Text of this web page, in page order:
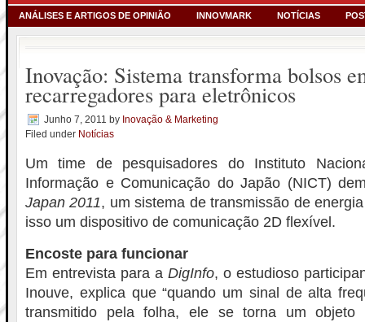
ANÁLISES E ARTIGOS DE OPINIÃO INNOVMARK NOTÍCIAS
Inovação: Sistema transforma bolsos
recarregadores para eletrônicos
Junho 7, 2011 by Inovação & Marketing
Filed under Notícias
Um time de pesquisadores do Instituto
Informação e Comunicação do Japão (NICT)
Japan 2011, um sistema de transmissão de
isso um dispositivo de comunicação 2D flexível.
Encoste para funcionar
Em entrevista para a DigInfo, o estudioso
Inouve, explica que “quando um sinal de alta
transmitido pela folha, ele se torna um objeto